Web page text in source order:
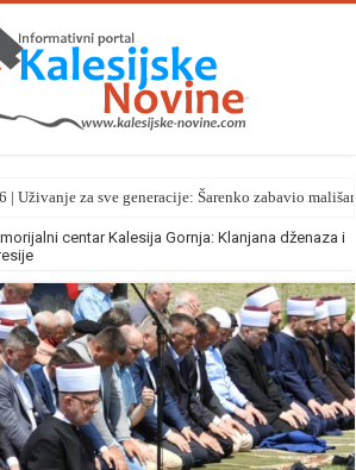
| Uživanje za sve generacije: Šarenko zabavio
centar Kalesija Gornja: Klanjana dženaza i